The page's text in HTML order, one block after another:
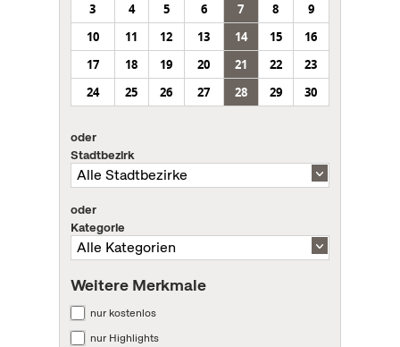
3
4 5 6 7 8
9
10
11 12 13 14 15
16
17
18 19 20 21 22
23
24
25 26 27 28 29 30
oder
Stadtbezirk
oder
Kategorie
Weitere Merkmale
nur kostenlos
nur Highlights